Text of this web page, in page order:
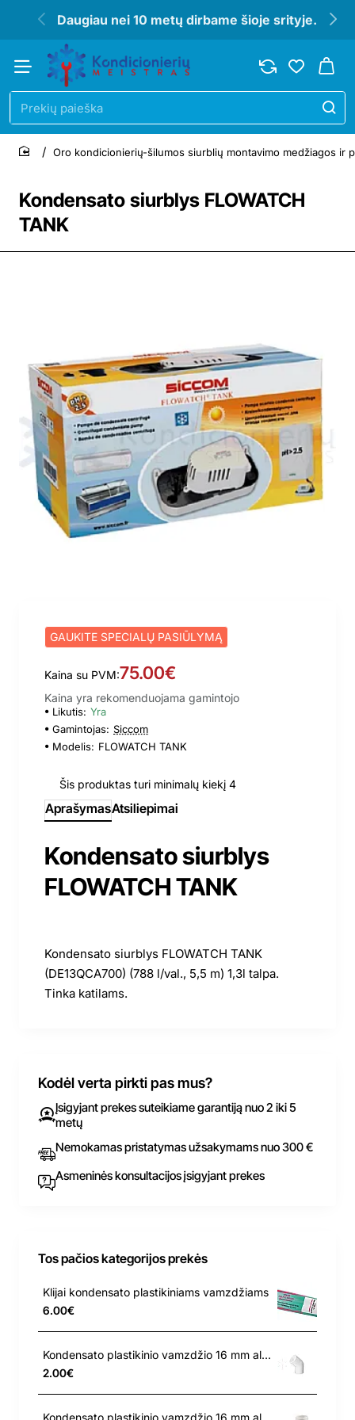
Daugiau nei 10 metų dirbame šioje srityje.
Prekių
paieška
Kondensato siurblys FLOWATCH
TANK
home
Oro kondicionierių-šilumos siurblių montavimo medžiagos ir
GAUKITE SPECIALŲ PASIŪLYMĄ
Kaina su PVM:75.00€
Kaina yra rekomenduojama gamintojo
Likutis: Yra
Gamintojas: Siccom
Modelis: FLOWATCH TANK
Šis produktas turi minimalų kiekį 4
AprašymasAtsiliepimai
Kondensato siurblys
FLOWATCH TANK
Kondensato siurblys FLOWATCH TANK
(DE13QCA700) (788 l/val., 5,5 m) 1,3l talpa.
Tinka katilams.
Kodėl verta pirkti pas mus?
Įsigyjant prekes suteikiame garantiją nuo 2 iki 5
metų
Nemokamas pristatymas užsakymams nuo 300 €
Asmeninės konsultacijos įsigyjant prekes
Tos pačios kategorijos prekės
Klijai kondensato plastikiniams vamzdžiams
6.00€
Kondensato plastikinio vamzdžio 16 mm alkūnė 105
2.00€